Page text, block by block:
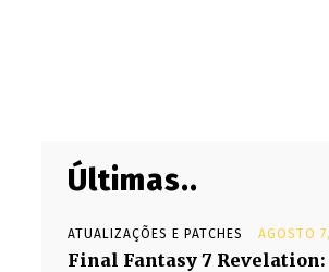
Últimas..
ATUALIZAÇÕES E PATCHES AGOSTO
Final Fantasy 7 Revelation: